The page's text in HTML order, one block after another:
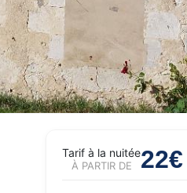
Tarif à la nuitée
À PARTIR DE 22€